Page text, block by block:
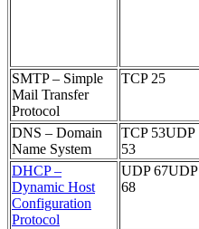
SMTP – Simple
Mail Transfer
Protocol
TCP 25
DNS – Domain
Name System
TCP 53UDP
53
DHCP –
Dynamic Host
Configuration
Protocol
UDP 67UDP
68